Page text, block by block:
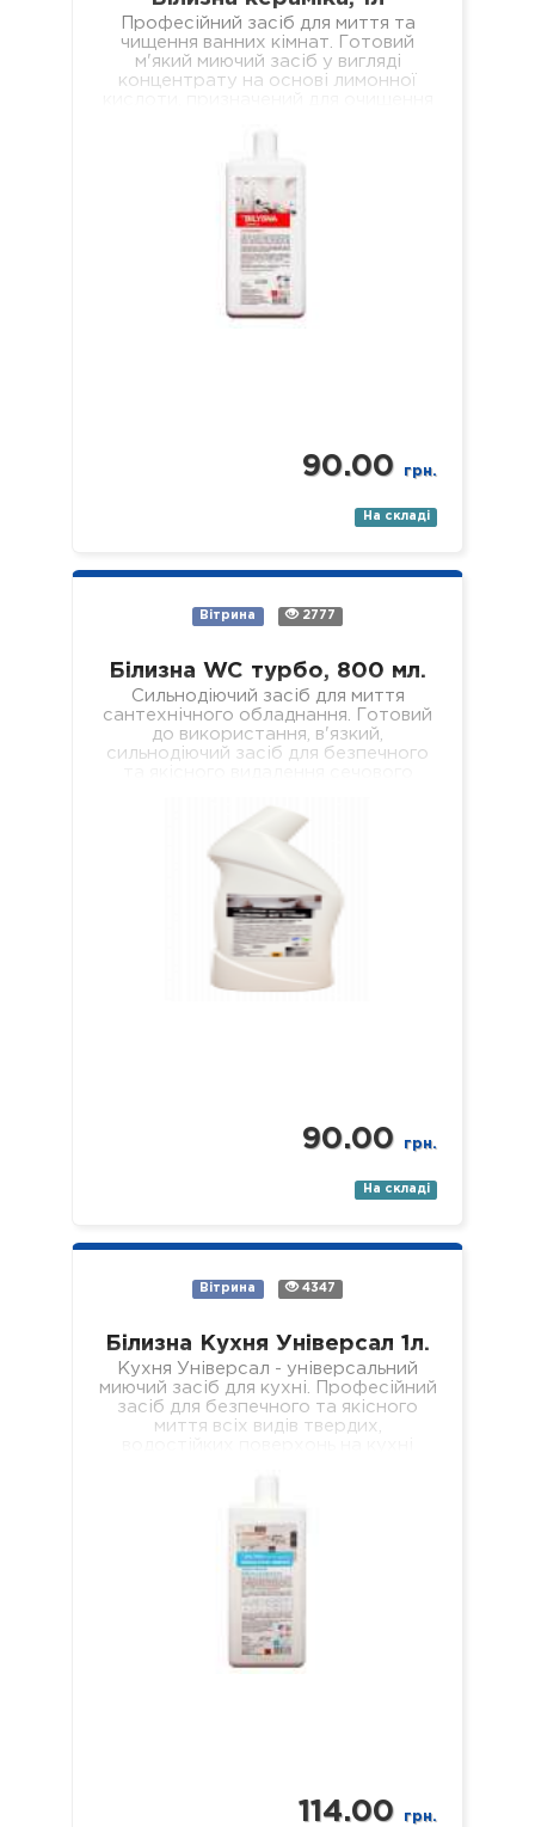
Професійний засіб для миття та
чищення ванних кімнат. Готовий
м'який миючий засіб у вигляді
концентрату на основі лимонної
90.00 грн.
На складі
Вітрина 2777
Білизна WC турбо, 800 мл.
Сильнодіючий засіб для миття
сантехнічного обладнання. Готовий
до використання, в'язкий,
сильнодіючий засіб для безпечного
відкладень з внутрішніх поверхонь…
90.00 грн.
На складі
Вітрина 4347
Білизна Кухня Універсал 1л.
Кухня Універсал - універсальний
миючий засіб для кухні. Професійний
засіб для безпечного та якісного
миття всіх видів твердих,
114.00 грн.